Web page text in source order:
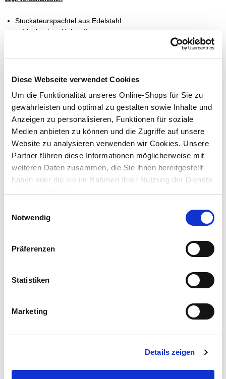
Diese Webseite verwendet Cookies
Um die Funktionalität unseres Online-Shops für Sie zu
gewährleisten und optimal zu gestalten sowie Inhalte und
Anzeigen zu personalisieren, Funktionen für soziale
Medien anbieten zu können und die Zugriffe auf unsere
Website zu analysieren verwenden wir Cookies. Unsere
Partner führen diese Informationen möglicherweise mit
weiteren Daten zusammen, die Sie ihnen bereitgestellt
haben oder die sie im Rahmen Ihrer Nutzung der Dienste
Notwendig
Präferenzen
Statistiken
Marketing
Details zeigen
Stuckateurspachtel aus Edelstahl
mit lackiertem Holzgriff
für Ausbesserungsarbeiten mit Mörtel, Putzen und Gips
Lieferung nach Hause
Verfügbarkeit online: Nur noch 8 auf Lager
Um Abholung im Markt nutzen zu können, wähle zunächst
einen Markt
Verfügbarkeit:
Jetzt prüfen und Markt auswählen
Menge
Stuckateurspachtel aus Edelstahl mit lackiertem Holzgriff für
mehr